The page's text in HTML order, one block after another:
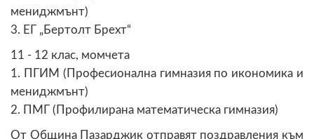
мениджмънт)
3. ЕГ „Бертолт Брехт“
11 - 12 клас, момчета
1. ПГИМ (Професионална гимназия по икономика и
мениджмънт)
2. ПМГ (Профилирана математическа гимназия)
От Община Пазарджик отправят поздравления към